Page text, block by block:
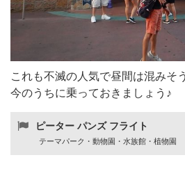
これも不滅の人気で昼間は混みそ
今のうちに乗っておきましょう♪
ピーター パンズ フライト
テーマパーク・動物園・水族館・植物園